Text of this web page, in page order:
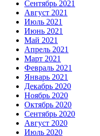
Сентябрь 2021
Август 2021
Июль 2021
Июнь 2021
Май 2021
Апрель 2021
Март 2021
Февраль 2021
Январь 2021
Декабрь 2020
Ноябрь 2020
Октябрь 2020
Сентябрь 2020
Август 2020
Июль 2020